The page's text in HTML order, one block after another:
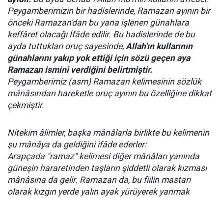
Peygamberimizin bir hadislerinde, Ramazan ayının bir
önceki Ramazan'dan bu yana işlenen günahlara
keffâret olacağı İfâde edilir. Bu hadislerinde de bu
ayda tuttukları oruç sayesinde, Allah'ın kullarının
günahlarını yakıp yok ettiği için sözü geçen aya
Ramazan ismini verdiğini belirtmiştir.
Peygamberimiz (asm) Ramazan kelimesinin sözlük
mânâsından hareketle oruç ayının bu özelliğine dikkat
çekmiştir.
Nitekim âlimler, başka mânâlarla birlikte bu kelimenin
şu mânâya da geldiğini ifâde ederler:
Arapçada "ramaz" kelimesi diğer mânâları yanında
güneşin hararetinden taşların şiddetli olarak kızması
mânâsına da gelir. Ramazan da, bu fiilin mastarı
olarak kızgın yerde yalın ayak yürüyerek yanmak